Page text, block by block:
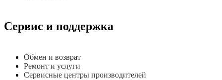
Сервис и поддержка
Обмен и возврат
Ремонт и услуги
Сервисные центры производителей